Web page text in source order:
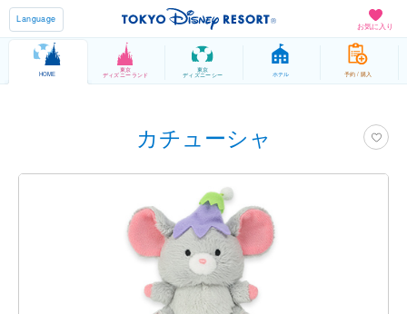
お気に入り
Language
HOME
東京
ディズニーランド
東京
ディズニーシー ホテル 予約 / 購入
カチューシャ